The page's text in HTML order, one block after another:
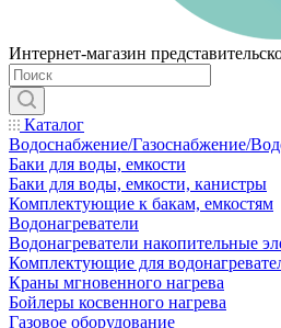
Интернет-магазин
Каталог
Водоснабжение/Газоснабжение/
Баки для воды, емкости
Баки для воды, емкости, канистры
Комплектующие к бакам, емкостям
Водонагреватели
Водонагреватели накопительные
Комплектующие для
Краны мгновенного нагрева
Бойлеры косвенного нагрева
Газовое оборудование